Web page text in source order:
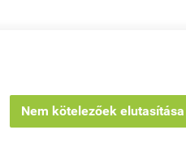
Nem kötelezőek elutasítása
|Elérhetőségek|Oldaltérkép